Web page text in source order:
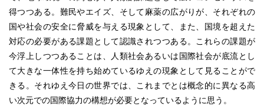
得つつある。難民やエイズ、そして麻薬の広がりが、それぞれの
国や社会の安全に脅威を与える現象として、また、国境を超えた
対応の必要がある課題として認識されつつある。これらの課題が
今浮上しつつあることは、人類社会あるいは国際社会が底流とし
て大きな一体性を持ち始めているゆえの現象として見ることがで
きる。それゆえ今日の世界では、これまでとは概念的に異なる高
い次元での国際協力の構想が必要となっているように思う。